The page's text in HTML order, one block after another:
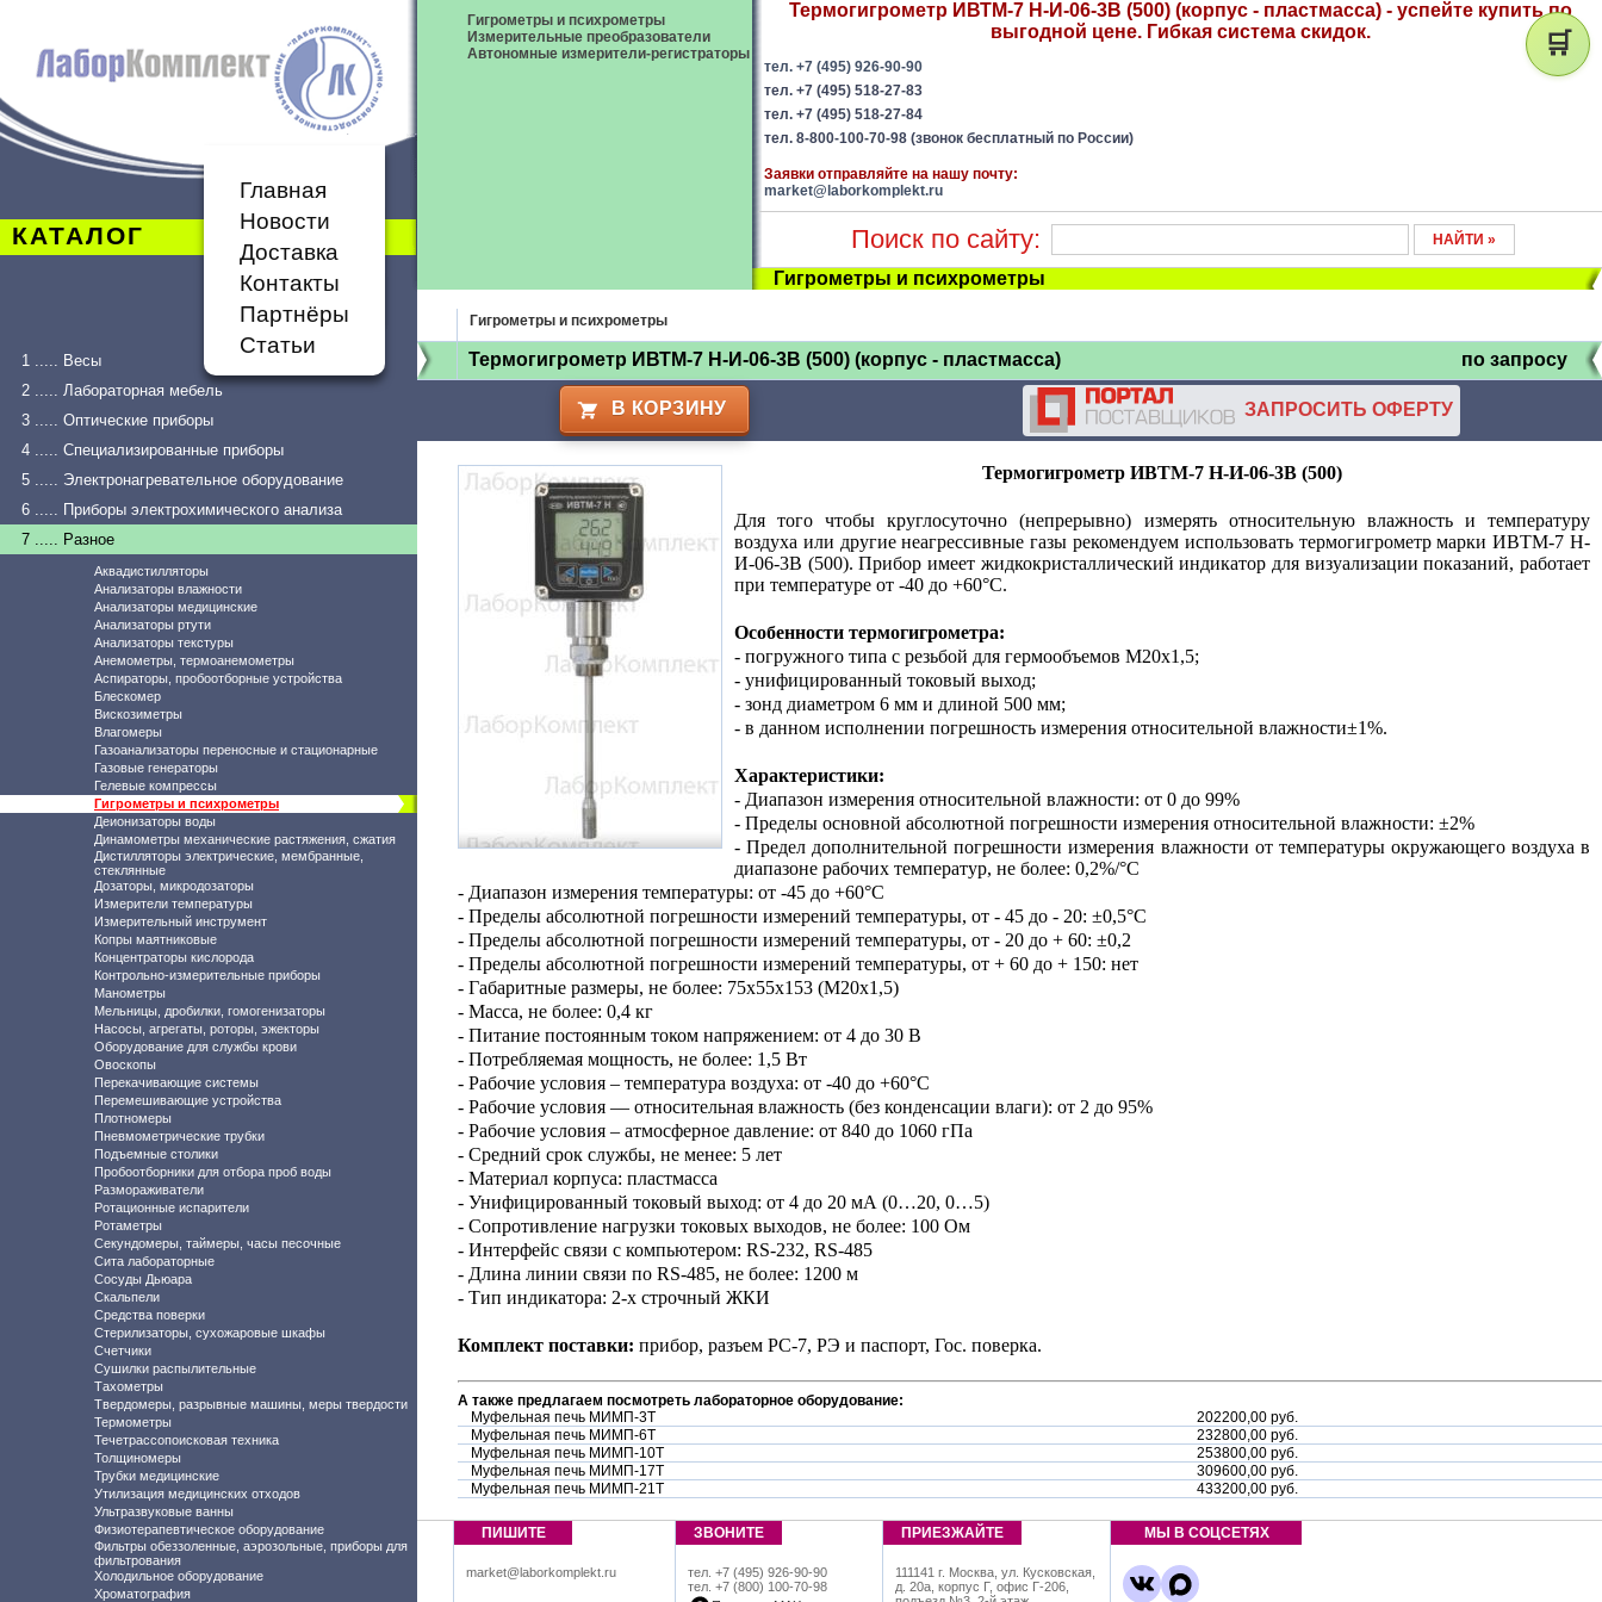
КАТАЛОГ
Главная
Новости
Доставка
Контакты
Партнёры
Статьи
1 ..... Весы
2 ..... Лабораторная мебель
3 ..... Оптические приборы
4 ..... Специализированные приборы
5 ..... Электронагревательное оборудование
6 ..... Приборы электрохимического анализа
7 ..... Разное
Аквадистилляторы
Анализаторы влажности
Анализаторы медицинские
Анализаторы ртути
Анализаторы текстуры
Анемометры, термоанемометры
Аспираторы, пробоотборные устройства
Блескомер
Вискозиметры
Влагомеры
Газоанализаторы переносные и стационарные
Газовые генераторы
Гелевые компрессы
Гигрометры и психрометры
Деионизаторы воды
Динамометры механические растяжения, сжатия
Дистилляторы электрические, мембранные,
стеклянные
Дозаторы, микродозаторы
Измерители температуры
Измерительный инструмент
Копры маятниковые
Концентраторы кислорода
Контрольно-измерительные приборы
Манометры
Мельницы, дробилки, гомогенизаторы
Насосы, агрегаты, роторы, эжекторы
Оборудование для службы крови
Овоскопы
Перекачивающие системы
Перемешивающие устройства
Плотномеры
Пневмометрические трубки
Подъемные столики
Пробоотборники для отбора проб воды
Размораживатели
Ротационные испарители
Ротаметры
Секундомеры, таймеры, часы песочные
Сита лабораторные
Сосуды Дьюара
Скальпели
Средства поверки
Стерилизаторы, сухожаровые шкафы
Счетчики
Сушилки распылительные
Тахометры
Твердомеры, разрывные машины, меры твердости
Термометры
Течетрассопоисковая техника
Толщиномеры
Трубки медицинские
Утилизация медицинских отходов
Ультразвуковые ванны
Физиотерапевтическое оборудование
Фильтры обеззоленные, аэрозольные, приборы для
фильтрования
Холодильное оборудование
Хроматография
Гигрометры и психрометры
Измерительные преобразователи
Автономные измерители-регистраторы
Термогигрометр ИВТМ-7 Н-И-06-3В (500) (корпус - пластмасса) - успейте купить по
выгодной цене. Гибкая система скидок.
тел. +7 (495) 926-90-90
тел. +7 (495) 518-27-83
тел. +7 (495) 518-27-84
тел. 8-800-100-70-98 (звонок бесплатный по России)
Заявки отправляйте на нашу почту:
market@laborkomplekt.ru
Поиск по сайту:
Гигрометры и психрометры
Гигрометры и психрометры
Термогигрометр ИВТМ-7 Н-И-06-3В (500) (корпус - пластмасса) по запросу
В КОРЗИНУ ЗАПРОСИТЬ ОФЕРТУ
Термогигрометр ИВТМ-7 Н-И-06-3В (500)
Для того чтобы круглосуточно (непрерывно) измерять относительную влажность и температуру
воздуха или другие неагрессивные газы рекомендуем использовать термогигрометр марки ИВТМ-7 Н-
И-06-3В (500). Прибор имеет жидкокристаллический индикатор для визуализации показаний, работает
при температуре от -40 до +60°С.
Особенности термогигрометра:
- погружного типа с резьбой для гермообъемов М20х1,5;
- унифицированный токовый выход;
- зонд диаметром 6 мм и длиной 500 мм;
- в данном исполнении погрешность измерения относительной влажности±1%.
Характеристики:
- Диапазон измерения относительной влажности: от 0 до 99%
- Пределы основной абсолютной погрешности измерения относительной влажности: ±2%
- Предел дополнительной погрешности измерения влажности от температуры окружающего воздуха в
диапазоне рабочих температур, не более: 0,2%/°С
- Диапазон измерения температуры: от -45 до +60°С
- Пределы абсолютной погрешности измерений температуры, от - 45 до - 20: ±0,5°С
- Пределы абсолютной погрешности измерений температуры, от - 20 до + 60: ±0,2
- Пределы абсолютной погрешности измерений температуры, от + 60 до + 150: нет
- Габаритные размеры, не более: 75х55х153 (М20х1,5)
- Масса, не более: 0,4 кг
- Питание постоянным током напряжением: от 4 до 30 В
- Потребляемая мощность, не более: 1,5 Вт
- Рабочие условия – температура воздуха: от -40 до +60°С
- Рабочие условия — относительная влажность (без конденсации влаги): от 2 до 95%
- Рабочие условия – атмосферное давление: от 840 до 1060 гПа
- Средний срок службы, не менее: 5 лет
- Материал корпуса: пластмасса
- Унифицированный токовый выход: от 4 до 20 мА (0…20, 0…5)
- Сопротивление нагрузки токовых выходов, не более: 100 Ом
- Интерфейс связи с компьютером: RS-232, RS-485
- Длина линии связи по RS-485, не более: 1200 м
- Тип индикатора: 2-х строчный ЖКИ
Комплект поставки: прибор, разъем РС-7, РЭ и паспорт, Гос. поверка.
А также предлагаем посмотреть лабораторное оборудование:
Муфельная печь МИМП-3Т
202200,00 руб.
Муфельная печь МИМП-6Т
232800,00 руб.
Муфельная печь МИМП-10Т
253800,00 руб.
Муфельная печь МИМП-17Т
309600,00 руб.
Муфельная печь МИМП-21Т
433200,00 руб.
ПИШИТЕ
market@laborkomplekt.ru
ЗВОНИТЕ
тел. +7 (495) 926-90-90
тел. +7 (800) 100-70-98
ПРИЕЗЖАЙТЕ
111141 г. Москва, ул. Кусковская,
д. 20а, корпус Г, офис Г-206,
МЫ В СОЦСЕТЯХ
🛒